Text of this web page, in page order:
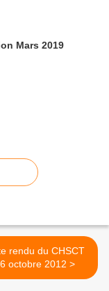
Mars 2019
rendu du CHSCT
du 16 octobre 2012 >